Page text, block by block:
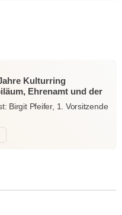
Kulturring
Ehrenamt und der
Birgit Pfeifer, 1. Vorsitzende